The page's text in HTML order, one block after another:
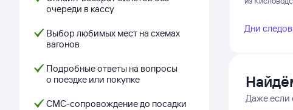
очереди в кассу
Выбор любимых мест на схемах
вагонов
Подробные ответы на вопросы
о поездке или покупке
СМС-сопровождение до посадки
Дни
Даже если